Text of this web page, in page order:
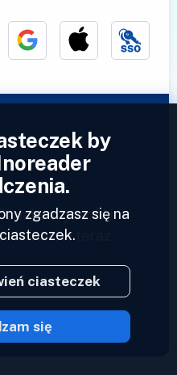
swój profil i
kanałów teraz.
by
zgadzasz się na
ciasteczek
się